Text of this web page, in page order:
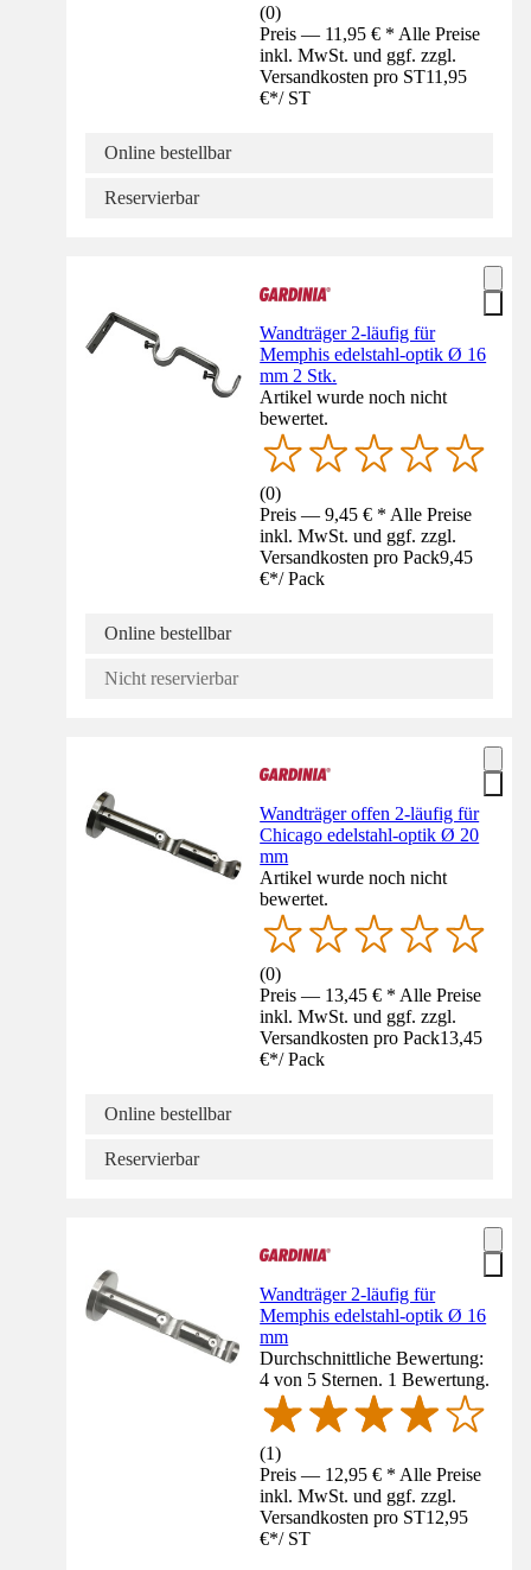
(0)
Preis — 11,95 € * Alle Preise
inkl. MwSt. und ggf. zzgl.
Versandkosten pro ST11,95
€*/ ST
Online bestellbar
Reservierbar
Wandträger 2-läufig für
Memphis edelstahl-optik Ø 16
mm 2 Stk.
Artikel wurde noch nicht
bewertet.
(0)
Preis — 9,45 € * Alle Preise
inkl. MwSt. und ggf. zzgl.
Versandkosten pro Pack9,45
€*/ Pack
Online bestellbar
Nicht reservierbar
Wandträger offen 2-läufig für
Chicago edelstahl-optik Ø 20
mm
Artikel wurde noch nicht
bewertet.
(0)
Preis — 13,45 € * Alle Preise
inkl. MwSt. und ggf. zzgl.
Versandkosten pro Pack13,45
€*/ Pack
Online bestellbar
Reservierbar
Wandträger 2-läufig für
Memphis edelstahl-optik Ø 16
mm
Durchschnittliche Bewertung:
4 von 5 Sternen. 1 Bewertung.
(1)
Preis — 12,95 € * Alle Preise
inkl. MwSt. und ggf. zzgl.
Versandkosten pro ST12,95
€*/ ST